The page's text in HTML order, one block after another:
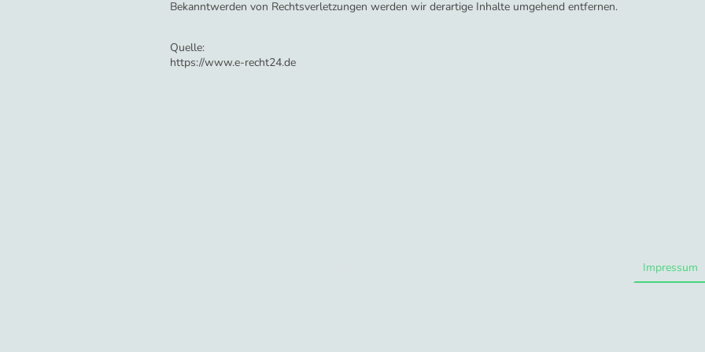
Bekanntwerden von Rechtsverletzungen werden wir derartige Inhalte umgehend entfernen.
Quelle:
https://www.e-recht24.de
Impressum